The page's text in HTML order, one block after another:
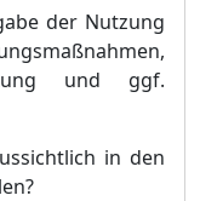
der Nutzung
und ggf.
in den